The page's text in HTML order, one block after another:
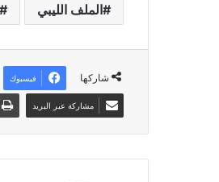
الملف الليبي
شاركها فيسبوك
مشاركة عبر البريد